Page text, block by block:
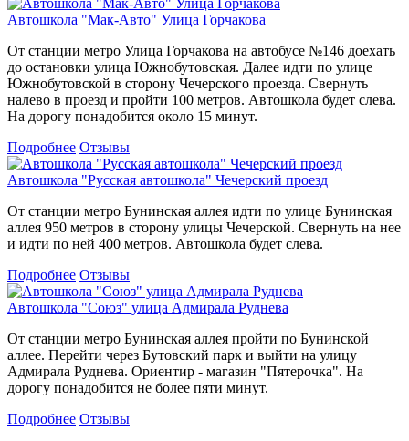
Автошкола "Мак-Авто" Улица Горчакова
От станции метро Улица Горчакова на автобусе №146 доехать
до остановки улица Южнобутовская. Далее идти по улице
Южнобутовской в сторону Чечерского проезда. Свернуть
налево в проезд и пройти 100 метров. Автошкола будет слева.
На дорогу понадобится около 15 минут.
Подробнее Отзывы
Автошкола "Русская автошкола" Чечерский проезд
От станции метро Бунинская аллея идти по улице Бунинская
аллея 950 метров в сторону улицы Чечерской. Свернуть на нее
и идти по ней 400 метров. Автошкола будет слева.
Подробнее Отзывы
Автошкола "Союз" улица Адмирала Руднева
От станции метро Бунинская аллея пройти по Бунинской
аллее. Перейти через Бутовский парк и выйти на улицу
Адмирала Руднева. Ориентир - магазин "Пятерочка". На
дорогу понадобится не более пяти минут.
Подробнее Отзывы